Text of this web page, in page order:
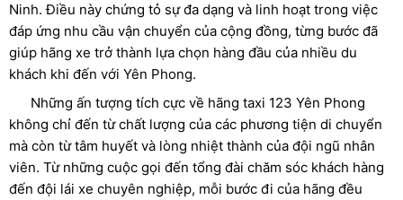
Ninh. Điều này chứng tỏ sự đa dạng và linh hoạt trong việc
đáp ứng nhu cầu vận chuyển của cộng đồng, từng bước đã
giúp hãng xe trở thành lựa chọn hàng đầu của nhiều du
khách khi đến với Yên Phong.
Những ấn tượng tích cực về hãng taxi 123 Yên Phong
không chỉ đến từ chất lượng của các phương tiện di chuyển
mà còn từ tâm huyết và lòng nhiệt thành của đội ngũ nhân
viên. Từ những cuộc gọi đến tổng đài chăm sóc khách hàng
đến đội lái xe chuyên nghiệp, mỗi bước đi của hãng đều